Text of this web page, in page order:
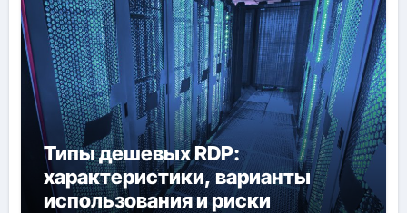
Типы дешевых RDP:
характеристики, варианты
использования и риски